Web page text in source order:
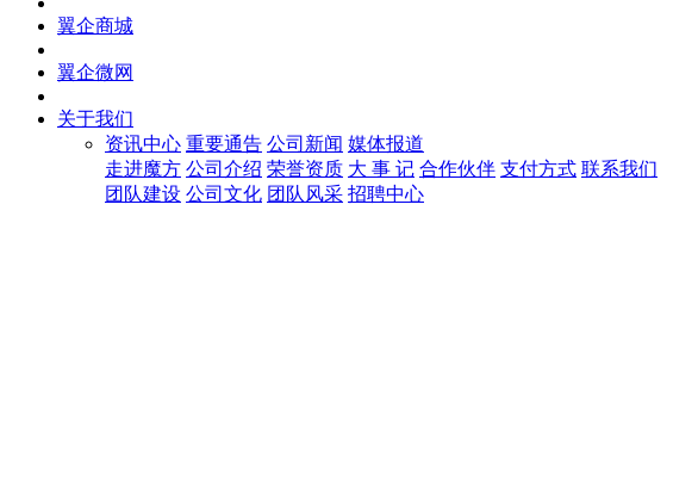
翼企商城
翼企微网
关于我们
资讯中心 重要通告 公司新闻 媒体报道
走进魔方 公司介绍 荣誉资质 大 事 记 合作伙伴 支付方式 联系我们
团队建设 公司文化 团队风采 招聘中心